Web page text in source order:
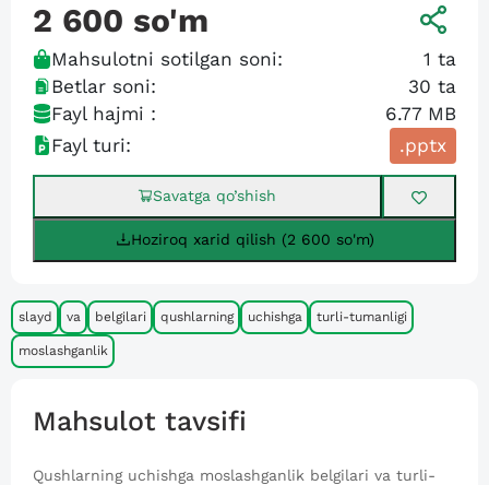
2 600 so'm
Mahsulotni sotilgan soni: 1 ta
Betlar soni:
30 ta
Fayl hajmi :
6.77 MB
Fayl turi:
.pptx
Savatga qo’shish
Hoziroq xarid qilish (2 600 so'm)
slayd va belgilari qushlarning uchishga turli-tumanligi
moslashganlik
Mahsulot tavsifi
Qushlarning uchishga moslashganlik belgilari va turli-